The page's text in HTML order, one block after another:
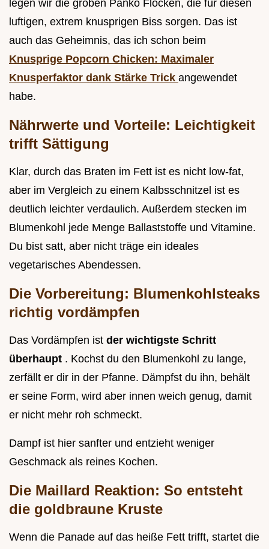
legen wir die groben Panko Flocken, die für diesen
luftigen, extrem knusprigen Biss sorgen. Das ist
auch das Geheimnis, das ich schon beim
Knusprige Popcorn Chicken: Maximaler
Knusperfaktor dank Stärke Trick angewendet
habe.
Nährwerte und Vorteile: Leichtigkeit
trifft Sättigung
Klar, durch das Braten im Fett ist es nicht low-fat,
aber im Vergleich zu einem Kalbsschnitzel ist es
deutlich leichter verdaulich. Außerdem stecken im
Blumenkohl jede Menge Ballaststoffe und Vitamine.
Du bist satt, aber nicht träge ein ideales
vegetarisches Abendessen.
Die Vorbereitung: Blumenkohlsteaks
richtig vordämpfen
Das Vordämpfen ist der wichtigste Schritt
überhaupt . Kochst du den Blumenkohl zu lange,
zerfällt er dir in der Pfanne. Dämpfst du ihn, behält
er seine Form, wird aber innen weich genug, damit
er nicht mehr roh schmeckt.
Dampf ist hier sanfter und entzieht weniger
Geschmack als reines Kochen.
Die Maillard Reaktion: So entsteht
die goldbraune Kruste
Wenn die Panade auf das heiße Fett trifft, startet die